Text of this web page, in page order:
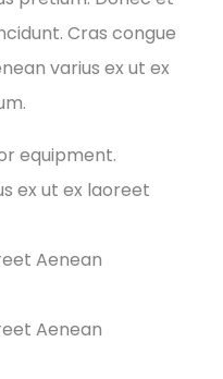
Cras congue
varius ex ut ex
equipment.
ex ut ex laoreet
Aenean
Aenean